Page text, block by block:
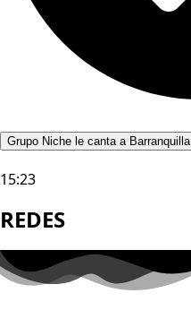
Grupo Niche le canta a Barranquilla
15:23
REDES